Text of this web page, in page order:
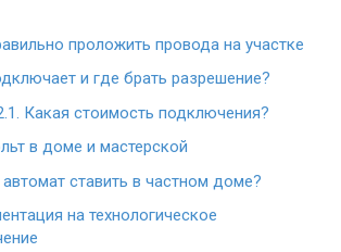
проложить провода на участке
и где брать разрешение?
Какая стоимость подключения?
в доме и мастерской
ставить в частном доме?
на технологическое